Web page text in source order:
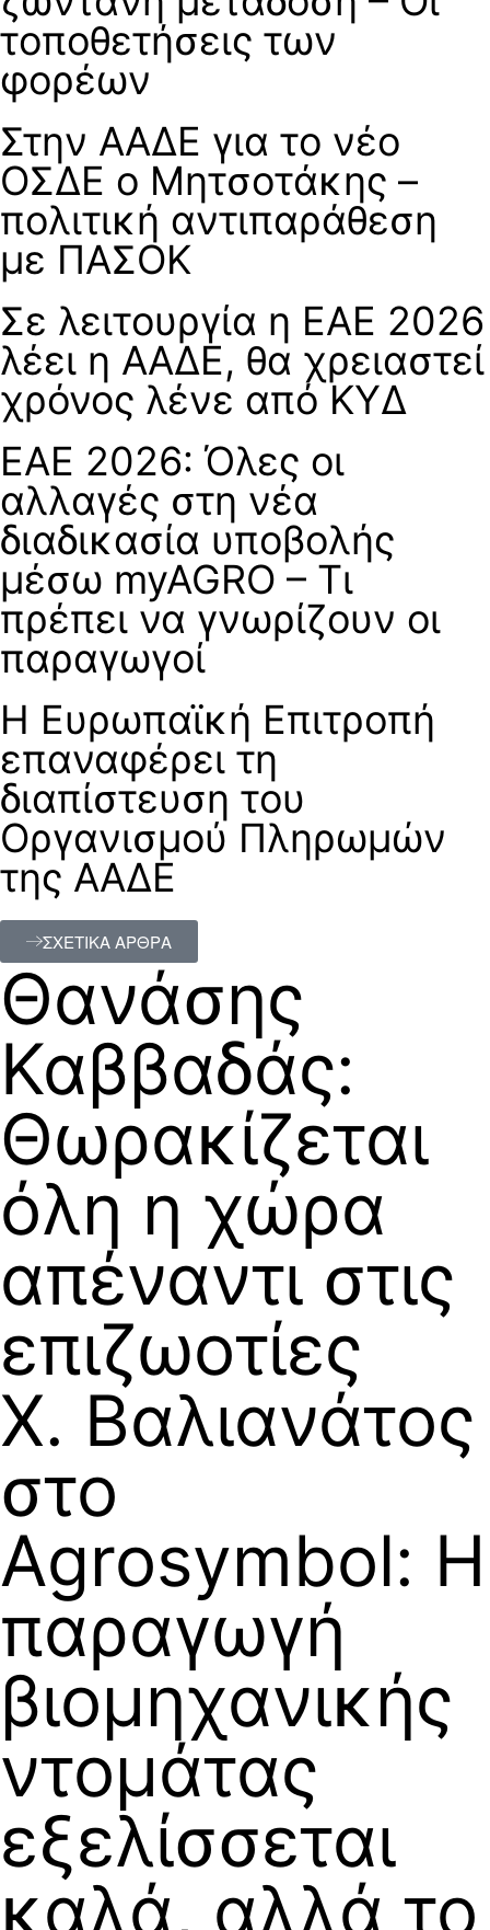
τοποθετήσεις των
φορέων
Στην ΑΑΔΕ για το νέο
ΟΣΔΕ ο Μητσοτάκης –
πολιτική αντιπαράθεση
με ΠΑΣΟΚ
Σε λειτουργία η ΕΑΕ 2026
λέει η ΑΑΔΕ, θα χρειαστεί
χρόνος λένε από ΚΥΔ
ΕΑΕ 2026: Όλες οι
αλλαγές στη νέα
διαδικασία υποβολής
μέσω myAGRO – Τι
πρέπει να γνωρίζουν οι
παραγωγοί
H Ευρωπαϊκή Επιτροπή
επαναφέρει τη
διαπίστευση του
Οργανισμού Πληρωμών
της ΑΑΔΕ
ΣΧΕΤΙΚΑ ΑΡΘΡΑ
Θανάσης
Καββαδάς:
Θωρακίζεται
όλη η χώρα
απέναντι στις
επιζωοτίες
Χ. Βαλιανάτος
στο
Agrosymbol: Η
παραγωγή
βιομηχανικής
ντομάτας
εξελίσσεται
καλά, αλλά το